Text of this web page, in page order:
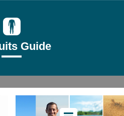
Guide